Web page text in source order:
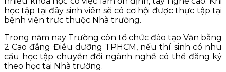
học tập tại đây sinh viên sẽ có cơ hội được thực tập tại
bệnh viện trực thuộc Nhà trường.
Trong năm nay Trường còn tổ chức đào tạo Văn bằng
2 Cao đẳng Điều dưỡng TPHCM, nếu thí sinh có nhu
cầu học tập chuyển đổi ngành nghề có thể đăng ký
theo học tại Nhà trường.